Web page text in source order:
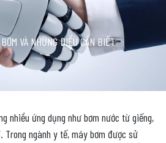
BƠM VÀ NHỮNG ĐIỀU CẦN BIẾT
nhiều ứng dụng như bơm nước từ giếng,
Trong ngành y tế, máy bơm được sử